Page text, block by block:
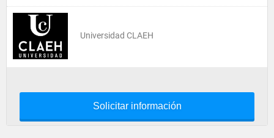
Universidad CLAEH
Solicitar información